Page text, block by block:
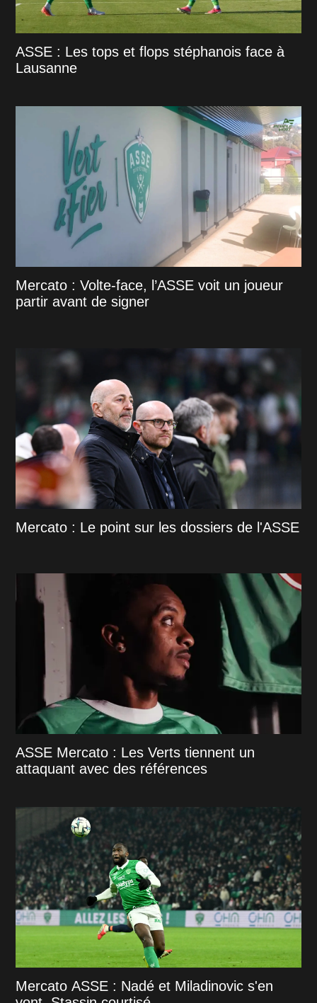
ASSE : Les tops et flops stéphanois face à
Lausanne
Mercato : Volte-face, l’ASSE voit un joueur
partir avant de signer
Mercato : Le point sur les dossiers de l'ASSE
ASSE Mercato : Les Verts tiennent un
attaquant avec des références
Mercato ASSE : Nadé et Miladinovic s'en